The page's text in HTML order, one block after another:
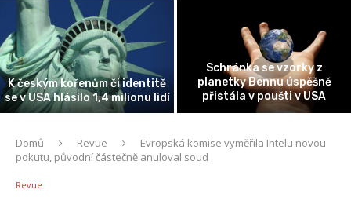
K českým kořenům či identitě
se v USA hlásilo 1,4 milionu lidí
Schránka se vzorky z
planetky Bennu úspěšně
přistála v poušti v USA
Domů Revue
Evropská komise vyměřila Intelu novou
pokutu, původní částečně anuloval soud
Revue